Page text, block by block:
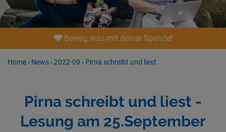
Beweg was mit deiner Spende!
Home › News ›2022-09 › Pirna schreibt und liest
Pirna schreibt und liest -
Lesung am 25.September